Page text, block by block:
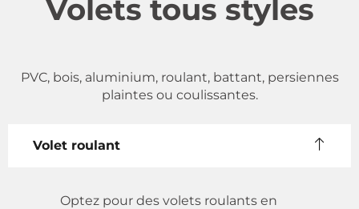
Volets tous styles
PVC, bois, aluminium, roulant, battant, persiennes
plaintes ou coulissantes.
Volet roulant
Optez pour des volets roulants en